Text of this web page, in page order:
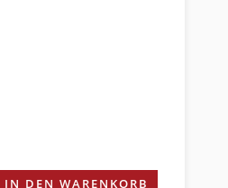
IN DEN WARENKORB